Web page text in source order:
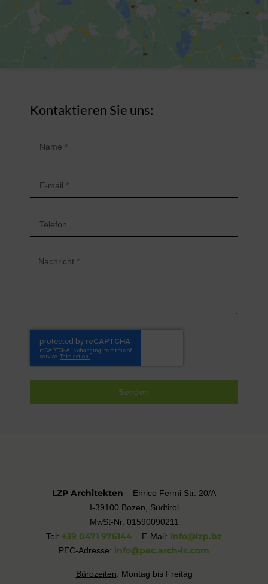
Kontaktieren Sie uns:
Senden
LZP Architekten – Enrico Fermi Str. 20/A
I-39100 Bozen, Südtirol
MwSt-Nr. 01590090211
Tel: +39 0471 976144 – E-Mail: info@lzp.bz
PEC-Adresse: info@pec.arch-lz.com
Bürozeiten: Montag bis Freitag